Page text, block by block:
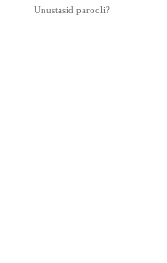
Unustasid parooli?